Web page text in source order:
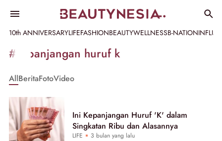
10th ANNIVERSARYLIFEFASHIONBEAUTYWELLNESSB-NATION
Informasi
[GET_DATA_TITLE]
Beautynesia
#kepanjangan huruf k
AllBeritaFotoVideo
Ini Kepanjangan Huruf 'K' dalam
Singkatan Ribu dan Alasannya
LIFE 3 bulan yang lalu